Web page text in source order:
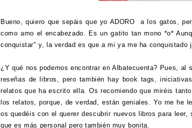
Bueno, quiero que sepáis que yo ADORO a los gatos,
como amo el encabezado. Es un gatito tan mono *o*
conquistar" y, la verdad es que a mi ya me ha conquistado
¿Y qué nos podemos encontrar en Albatecuenta? Pues,
reseñas de libros, pero también hay book tags,
relatos que ha escrito ella. Os recomiendo que miréis
los relatos, porque, de verdad, están geniales. Yo me he
os quedéis con el querer descubrir nuevos libros para
que es más personal pero también muy bonita.